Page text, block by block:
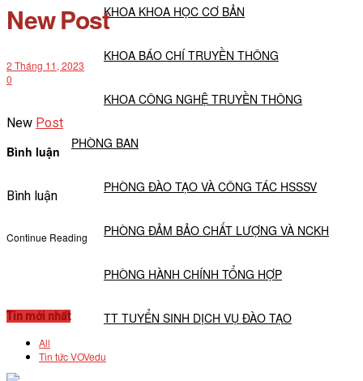
KHOA KHOA HỌC CƠ BẢN
KHOA BÁO CHÍ TRUYỀN THÔNG
KHOA CÔNG NGHỆ TRUYỀN THÔNG
PHÒNG BAN
PHÒNG ĐÀO TẠO VÀ CÔNG TÁC HSSSV
PHÒNG ĐẢM BẢO CHẤT LƯỢNG VÀ NCKH
PHÒNG HÀNH CHÍNH TỔNG HỢP
TT TUYỂN SINH DỊCH VỤ ĐÀO TẠO
NGHIÊN CỨU KHOA HỌC
New Post
2 Tháng 11, 2023
0
New Post
Bình luận
Bình luận
Continue Reading
Tin mới nhất
All
Tin tức VOVedu